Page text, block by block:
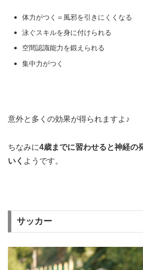
体力がつく＝風邪を引きにくくなる
泳ぐスキルを身に付けられる
空間認識能力を鍛えられる
集中力がつく
意外と多くの効果が得られますよ♪
ちなみに4歳までに習わせると神経の
いく ようです。
サッカー